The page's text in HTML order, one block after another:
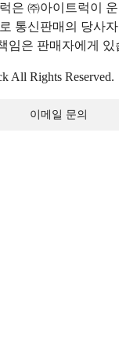
은 ㈜아이트럭이
통신판매의 당사
임은 판매자에게 있
All Rights Reserved.
이메일 문의